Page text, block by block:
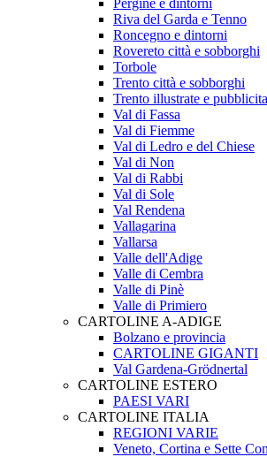
Pergine e dintorni
Riva del Garda e Tenno
Roncegno e dintorni
Rovereto città e sobborghi
Torbole
Trento città e sobborghi
Trento illustrate e
Val di Fassa
Val di Fiemme
Val di Ledro e del Chiese
Val di Non
Val di Rabbi
Val di Sole
Val Rendena
Vallagarina
Vallarsa
Valle dell'Adige
Valle di Cembra
Valle di Pinè
Valle di Primiero
CARTOLINE A-ADIGE
Bolzano e provincia
CARTOLINE GIGANTI
Val Gardena-Grödnertal
CARTOLINE ESTERO
PAESI VARI
CARTOLINE ITALIA
REGIONI VARIE
Veneto, Cortina e Sette